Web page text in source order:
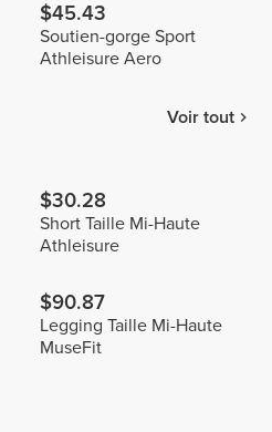
$45.43
Soutien-gorge Sport
Athleisure Aero
Voir tout
$30.28
Short Taille Mi-Haute
Athleisure
$90.87
Legging Taille Mi-Haute
MuseFit